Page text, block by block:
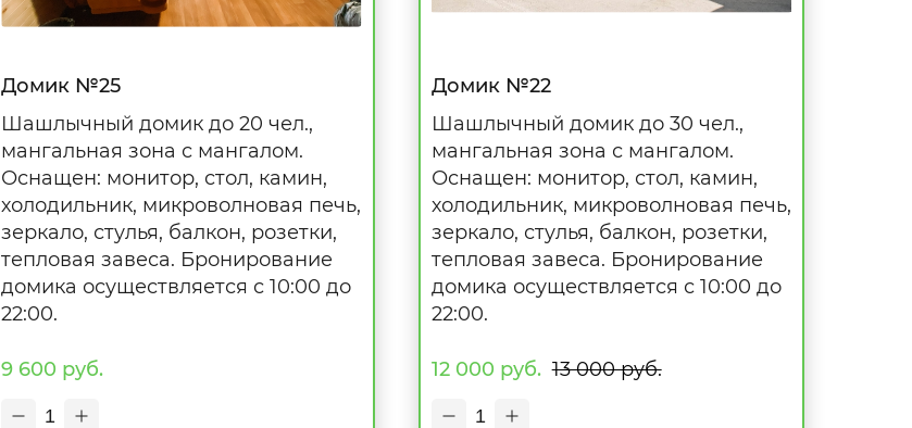
Домик №25
Шашлычный домик до 20 чел.,
мангальная зона с мангалом.
Оснащен: монитор, стол, камин,
холодильник, микроволновая печь,
зеркало, стулья, балкон, розетки,
тепловая завеса. Бронирование
домика осуществляется с 10:00 до
22:00.
9 600 руб.
1
Домик №22
Шашлычный домик до 30 чел.,
мангальная зона с мангалом.
Оснащен: монитор, стол, камин,
холодильник, микроволновая печь,
зеркало, стулья, балкон, розетки,
тепловая завеса. Бронирование
домика осуществляется с 10:00 до
22:00.
12 000 руб. 13 000 руб.
1